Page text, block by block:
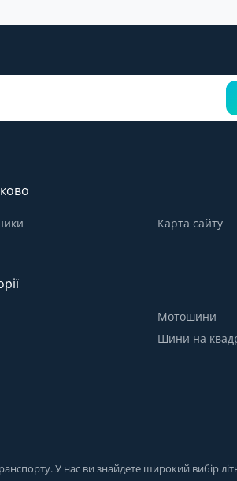
Карта сайту
Мотошини
Шини на
У нас ви знайдете широкий вибір